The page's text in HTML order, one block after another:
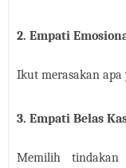
2. Empati
Ikut merasakan
3. Empati Belas
Memilih tindakan